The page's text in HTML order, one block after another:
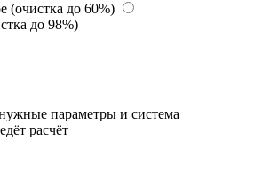
(очистка до 60%)
до 98%)
параметры и система
расчёт